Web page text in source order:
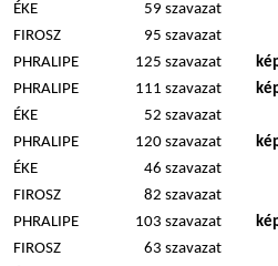
ÉKE
59 szavazat
FIROSZ
95 szavazat
PHRALIPE 125 szavazat
PHRALIPE 111 szavazat
ÉKE
52 szavazat
PHRALIPE 120 szavazat
ÉKE
46 szavazat
FIROSZ
82 szavazat
PHRALIPE 103 szavazat
FIROSZ
63 szavazat